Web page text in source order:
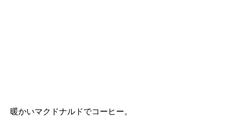
暖かいマクドナルドでコーヒー。